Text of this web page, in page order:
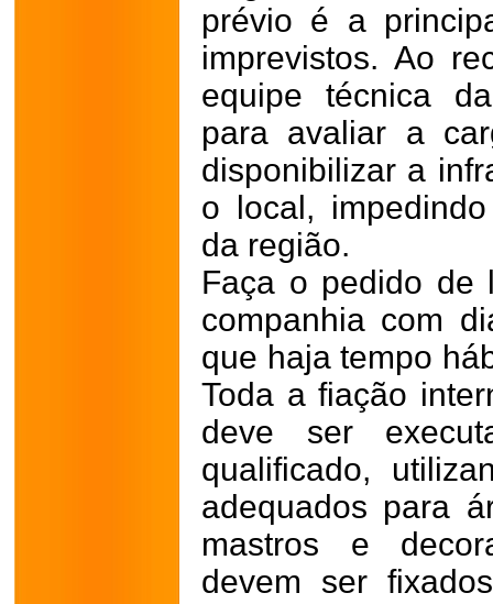
prévio é a
imprevistos. Ao
equipe técnica
para avaliar a
disponibilizar a
o local,
da região.
Faça o pedido de
companhia com
que haja tempo
Toda a fiação
deve ser
qualificado,
adequados para
mastros e
devem ser